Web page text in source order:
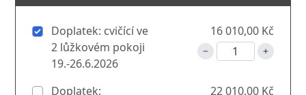
Doplatek: cvičící ve
2 lůžkovém pokoji
19.-26.6.2026
16 010,00 Kč
Doplatek:
22 010,00 Kč